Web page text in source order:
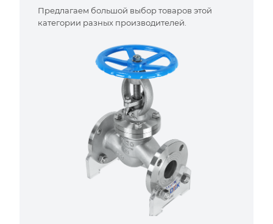
Предлагаем большой выбор товаров этой
категории разных производителей.